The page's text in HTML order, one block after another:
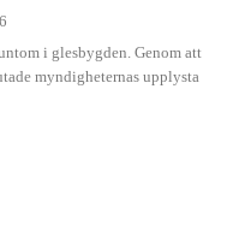
i glesbygden. Genom att
myndigheternas upplysta